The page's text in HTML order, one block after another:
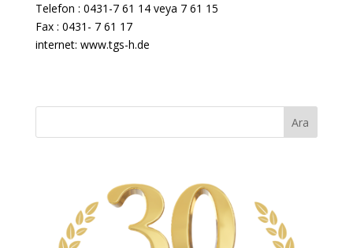
Telefon : 0431-7 61 14 veya 7 61 15
Fax : 0431- 7 61 17
internet: www.tgs-h.de
Ara